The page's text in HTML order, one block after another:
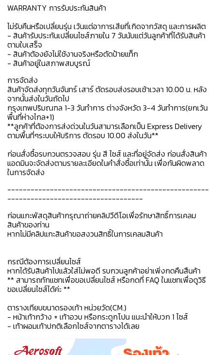
WARRANTY การรับประกันสินค้า
ไม่รับคืนหรือเปลี่ยนรุ่น เว้นแต่อาการเสียที่เกิดจากวัสดุ และการผลิต
- สินค้ารับประกันเปลี่ยนไซส์ภายใน 7 วันนับแต่วันลูกค้าที่ได้รับสินค้า
ตามใบเสร็จ
- สินค้าต้องยังไม่ใช้งานจริงหรือตัดป้ายแท็ก
- สินค้าอยู่ในสภาพสมบูรณ์
การจัดส่ง
สินค้าจัดส่งทุกวันจันทร์ เสาร์ ตัดรอบส่งรอบเช้าเวลา 10.00 น. หลัง
จากนั้นส่งในวันถัดไป
กรุงเทพปริมณฑล 1-3 วันทำการ ต่างจังหวัด 3-4 วันทำการ(ยกเว้น
พื้นที่ห่างไกล+1)
**ลูกค้าที่ต้องการส่งด่วนในวันสามารเลือกเป็น Express Delivery
ตามพื้นที่ๆระบบให้บริการ ตัดรอบ 10.00 ส่งในวัน**
ก่อนสั่งซื้อรบกวนตรวจสอบ รุ่น สี ไซส์ และที่อยู่จัดส่ง ก่อนสั่งสินค้า
แอดมินจะจัดส่งตามรายละเอียดในคำสั่งซื้อเท่านั้น เพื่อกันผิดพลาด
ในการจัดส่ง
----------------------------------------------------
-----------------------------------
ก่อนแกะพัสดุสินค้ากรุณาถ่ายคลิปวีดีโอเพื่อรักษาสิทธิ์การเคลม
สินค้าของท่าน
หากไม่มีคลิปแกะสินค้าขอสงวนสิทธิ์ในการเคลมสินค้า
กรณีต้องการเปลี่ยนไซส์
หากได้รับสินค้าไปแล้วใส่ไม่พอดี รบกวนลูกค้าอย่าเพิ่งกดคืนสืนค้า
** สามารถทักแชทเพื่อขอเปลี่ยนไซส์ หรือกดที่ FAQ ในแชทเพื่อดูวิธี
ขอเปลี่ยนไซส์ได้ค่ะ **
ตารางเทียบขนาดรองเท้า หน่วยวัด(CM.)
- หน้าเท้ากว้าง + เท้าอวบ หรือกระดูกโปน แนะนำให้บวก 1 ไซส์
- เท้าผอมเท้าปกติเลือกไซส์จากตารางได้เลย